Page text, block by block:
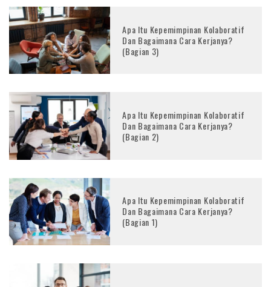
Apa Itu Kepemimpinan Kolaboratif
Dan Bagaimana Cara Kerjanya?
(Bagian 3)
Apa Itu Kepemimpinan Kolaboratif
Dan Bagaimana Cara Kerjanya?
(Bagian 2)
Apa Itu Kepemimpinan Kolaboratif
Dan Bagaimana Cara Kerjanya?
(Bagian 1)